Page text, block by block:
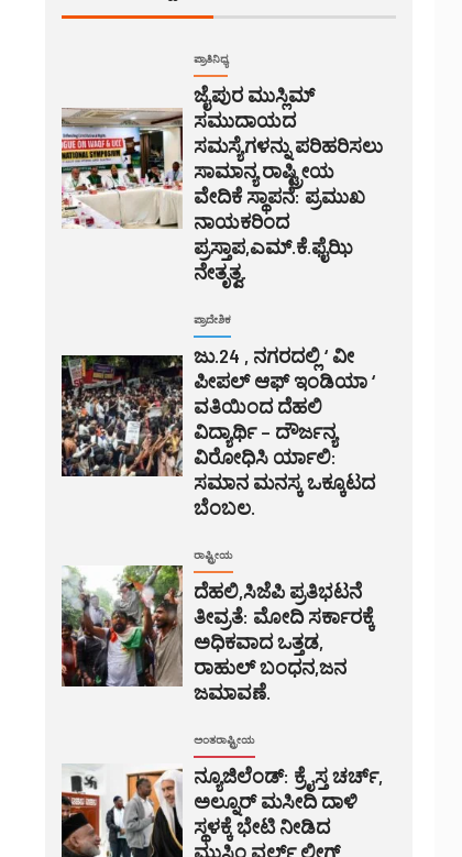
ಪ್ರಾತಿನಿಧ್ಯ
ಜೈಪುರ ಮುಸ್ಲಿಮ್
ಸಮುದಾಯದ
ಸಮಸ್ಯೆಗಳನ್ನು ಪರಿಹರಿಸಲು
ಸಾಮಾನ್ಯ ರಾಷ್ಟ್ರೀಯ
ವೇದಿಕೆ ಸ್ಥಾಪನೆ: ಪ್ರಮುಖ
ನಾಯಕರಿಂದ
ಪ್ರಸ್ತಾಪ,ಎಮ್.ಕೆ.ಫೈಝಿ
ನೇತೃತ್ವ.
ಪ್ರಾದೇಶಿಕ
ಜು.24 , ನಗರದಲ್ಲಿ ‘ ವೀ
ಪೀಪಲ್ ಆಫ್ ಇಂಡಿಯಾ ‘
ವತಿಯಿಂದ ದೆಹಲಿ
ವಿದ್ಯಾರ್ಥಿ – ದೌರ್ಜನ್ಯ
ವಿರೋಧಿಸಿ ರ್ಯಾಲಿ:
ಸಮಾನ ಮನಸ್ಕ ಒಕ್ಕೂಟದ
ಬೆಂಬಲ.
ರಾಷ್ಟ್ರೀಯ
ದೆಹಲಿ,ಸಿಜೆಪಿ ಪ್ರತಿಭಟನೆ
ತೀವ್ರತೆ: ಮೋದಿ ಸರ್ಕಾರಕ್ಕೆ
ಅಧಿಕವಾದ ಒತ್ತಡ,
ರಾಹುಲ್ ಬಂಧನ,ಜನ
ಜಮಾವಣೆ.
ಅಂತರಾಷ್ಟ್ರೀಯ
ನ್ಯೂಜಿಲೆಂಡ್: ಕ್ರೈಸ್ತ ಚರ್ಚ್,
ಅಲ್ನೂರ್ ಮಸೀದಿ ದಾಳಿ
ಸ್ಥಳಕ್ಕೆ ಭೇಟಿ ನೀಡಿದ
ಮುಸ್ಲಿಂ ವರ್ಲ್ಡ್ ಲೀಗ್